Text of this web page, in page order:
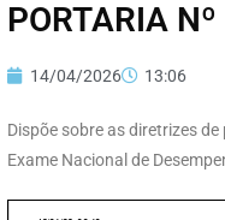
PORTARIA
14/04/2026 13:06
Dispõe sobre as diretrizes
Exame Nacional de